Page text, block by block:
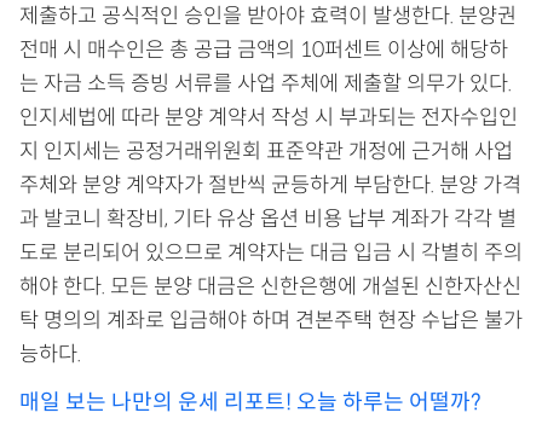
제출하고 공식적인 승인을 받아야 효력이 발생한다. 분양권
전매 시 매수인은 총 공급 금액의 10퍼센트 이상에 해당하
는 자금 소득 증빙 서류를 사업 주체에 제출할 의무가 있다.
인지세법에 따라 분양 계약서 작성 시 부과되는 전자수입인
지 인지세는 공정거래위원회 표준약관 개정에 근거해 사업
주체와 분양 계약자가 절반씩 균등하게 부담한다. 분양 가격
과 발코니 확장비, 기타 유상 옵션 비용 납부 계좌가 각각 별
도로 분리되어 있으므로 계약자는 대금 입금 시 각별히 주의
해야 한다. 모든 분양 대금은 신한은행에 개설된 신한자산신
탁 명의의 계좌로 입금해야 하며 견본주택 현장 수납은 불가
능하다.
매일 보는 나만의 운세 리포트! 오늘 하루는 어떨까?